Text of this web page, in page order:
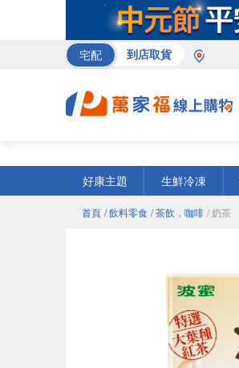
宅配 到店取貨
好康主題
生鮮冷凍
首頁 / 飲料零食 / 茶飲．咖啡 / 奶茶